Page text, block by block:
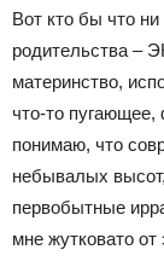
Вот кто бы что
родительства –
материнство,
что-то пугающее,
понимаю, что
небывалых
первобытные
мне жутковато